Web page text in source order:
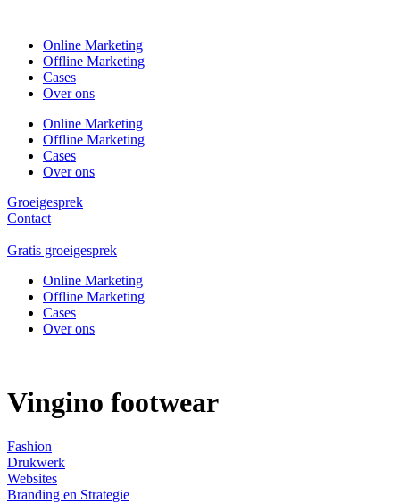
Online Marketing
Offline Marketing
Cases
Over ons
Online Marketing
Offline Marketing
Cases
Over ons
Groeigesprek
Contact
Gratis groeigesprek
Online Marketing
Offline Marketing
Cases
Over ons
Vingino footwear
Fashion
Drukwerk
Websites
Branding en Strategie